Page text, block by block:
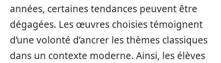
années, certaines tendances peuvent être
dégagées. Les œuvres choisies témoignent
d’une volonté d’ancrer les thèmes classiques
dans un contexte moderne. Ainsi, les élèves